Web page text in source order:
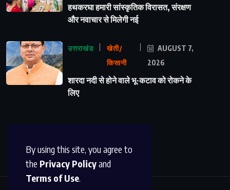
By using this site, you agree to
the Privacy Policyand
Terms of Use.
हथकरघा हमारी सांस्कृतिक विरासत, संरक्षण
और नवाचार से मिलेगी नई
उत्तराखंड
खेती/
किसानी
AUGUST 7,
2026
शारदा नदी से होने वाले भू-कटाव को रोकने के
लिए